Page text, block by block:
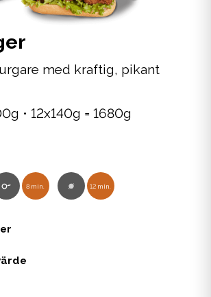
8 min. 12 min.
med kraftig, pikant
• 12x140g = 1680g